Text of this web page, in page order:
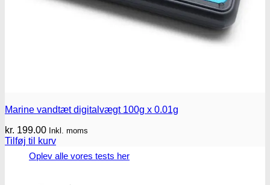
Oplev alle vores tests her
Marine vandtæt digitalvægt 100g x 0.01g
kr. 199.00 Inkl. moms
Tilføj til kurv